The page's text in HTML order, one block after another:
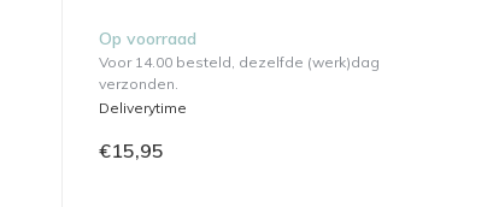
Op voorraad
Voor 14.00 besteld, dezelfde (werk)dag
verzonden.
Deliverytime
€15,95